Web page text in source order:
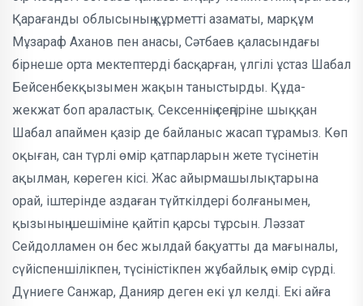
Қарағанды облысының құрметті аза­маты, марқұм
Мұзараф Аханов пен ана­сы, Сәтбаев қаласындағы
бірнеше орта мектептерді басқарған, үлгілі ұстаз Шабал
Бейсенбекқызымен жа­қын тан­ыс­тырды. Құда-
жекжат боп араластық. Сексеннің сеңгіріне шық­қан
Шабал апаймен қазір де байланыс жасап тұра­мыз. Көп
оқыған, сан түрлі өмір қатпар­ларын жете түсінетін
ақыл­м­ан, көреген кісі. Жас айырма­шы­лықтарына
орай, іштерінде аздаған түйткілдері болғаны­мен,
қызының шешіміне қайтіп қарсы тұрсын. Ләз­зат
Сейдолламен он бес жыл­дай бақ­уатты да мағыналы,
сүйіс­пеншілік­пен, түсіністікпен жұбайлық өмір сүрді.
Дүниеге Санжар, Данияр де­ген екі ұл келді. Екі айға